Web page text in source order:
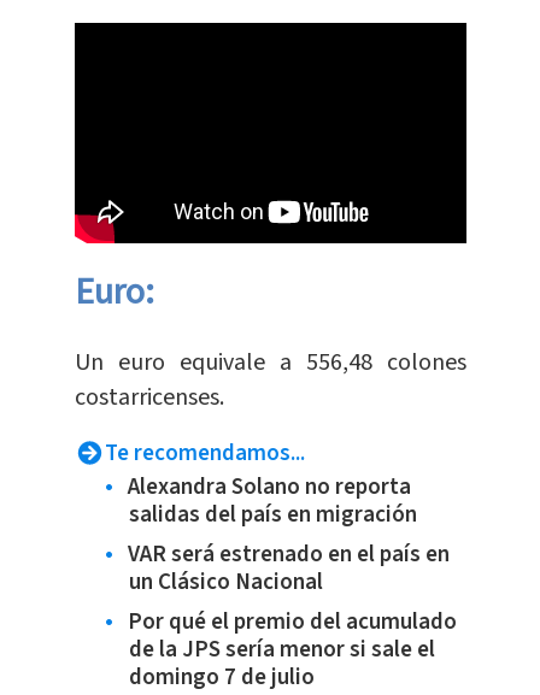
Euro:
​Un euro equivale a 556,48 colones
costarricenses.
Te recomendamos...
Alexandra Solano no reporta
salidas del país en migración
VAR será estrenado en el país en
un Clásico Nacional
Por qué el premio del acumulado
de la JPS sería menor si sale el
domingo 7 de julio